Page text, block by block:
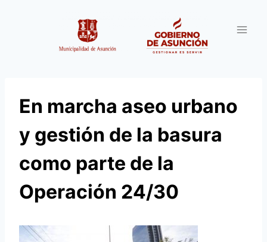
En marcha aseo urbano
y gestión de la basura
como parte de la
Operación 24/30